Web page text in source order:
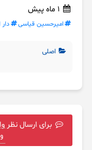
امیرحسین قیاسی
اصلی
برای ارسال نظر